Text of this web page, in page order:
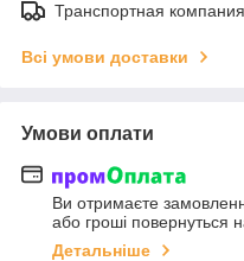
Транспортная компания
Всі умови доставки
Умови оплати
Ви отримаєте
або гроші повернуться
Детальніше